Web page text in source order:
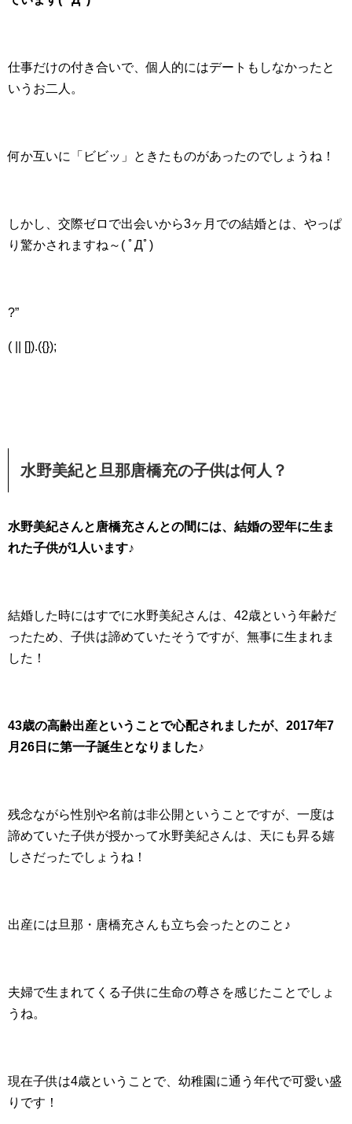
仕事だけの付き合いで、個人的にはデートもしなかったと
いうお二人。
何か互いに「ビビッ」ときたものがあったのでしょうね！
しかし、交際ゼロで出会いから3ヶ月での結婚とは、やっぱ
り驚かされますね～( ﾟДﾟ)
?”
( || []).({});
水野美紀と旦那唐橋充の子供は何人？
水野美紀さんと唐橋充さんとの間には、結婚の翌年に生ま
れた子供が1人います♪
結婚した時にはすでに水野美紀さんは、42歳という年齢だ
ったため、子供は諦めていたそうですが、無事に生まれま
した！
43歳の高齢出産ということで心配されましたが、2017年7
月26日に第一子誕生となりました♪
残念ながら性別や名前は非公開ということですが、一度は
諦めていた子供が授かって水野美紀さんは、天にも昇る嬉
しさだったでしょうね！
出産には旦那・唐橋充さんも立ち会ったとのこと♪
夫婦で生まれてくる子供に生命の尊さを感じたことでしょ
うね。
現在子供は4歳ということで、幼稚園に通う年代で可愛い盛
りです！